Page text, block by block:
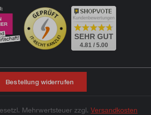
Kundenbewertungen
SEHR GUT
4.81 / 5.00
Bestellung widerrufen
Mehrwertsteuer zzgl. Versandkosten